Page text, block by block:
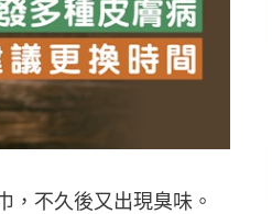
，不久後又出現臭味。